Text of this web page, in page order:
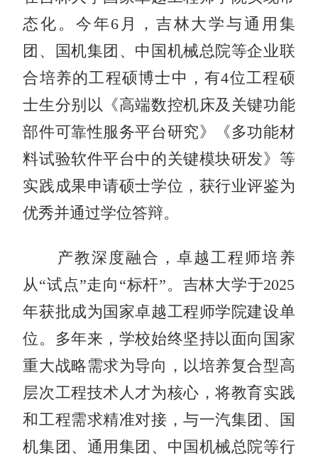
态化。今年6月，吉林大学与通用集
团、国机集团、中国机械总院等企业联
合培养的工程硕博士中，有4位工程硕
士生分别以《高端数控机床及关键功能
部件可靠性服务平台研究》《多功能材
料试验软件平台中的关键模块研发》等
实践成果申请硕士学位，获行业评鉴为
优秀并通过学位答辩。
产教深度融合，卓越工程师培养
从“试点”走向“标杆”。吉林大学于2025
年获批成为国家卓越工程师学院建设单
位。多年来，学校始终坚持以面向国家
重大战略需求为导向，以培养复合型高
层次工程技术人才为核心，将教育实践
和工程需求精准对接，与一汽集团、国
机集团、通用集团、中国机械总院等行